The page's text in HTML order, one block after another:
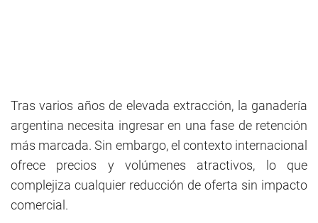
Tras varios años de elevada extracción, la ganadería
argentina necesita ingresar en una fase de retención
más marcada. Sin embargo, el contexto internacional
ofrece precios y volúmenes atractivos, lo que
complejiza cualquier reducción de oferta sin impacto
comercial.